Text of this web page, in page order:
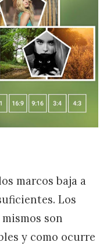
marcos baja a
Los
son
y como ocurre